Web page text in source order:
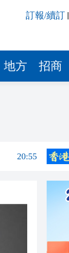
訂報/續訂
地方 招商
20:42
20:41
20:55